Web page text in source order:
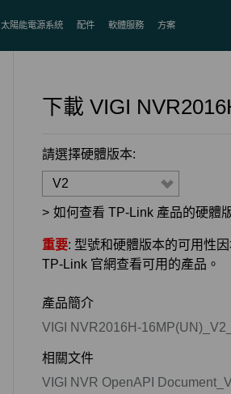
太陽能電源系統 配件 軟體服務 方案
下載 VIGI
請選擇硬體版本:
V2
> 如何查看 TP-Link 產品的硬體
重要: 型號和硬體版本的可用性
TP-Link 官網查看可用的產品。
產品簡介
VIGI NVR2016H-
相關文件
VIGI NVR OpenAPI